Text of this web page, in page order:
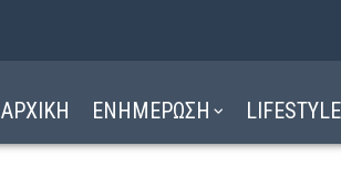
ΑΡΧΙΚΗ ΕΝΗΜΕΡΩΣΗ LIFESTYLE